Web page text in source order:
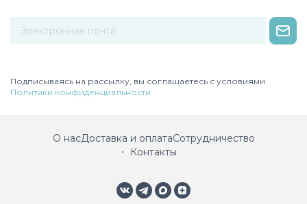
Подписываясь на рассылку, вы соглашаетесь с условиями
Политики конфиденциальности
О насДоставка и оплатаСотрудничество
Контакты